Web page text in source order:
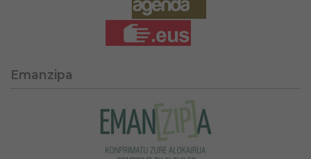
Emanzipa